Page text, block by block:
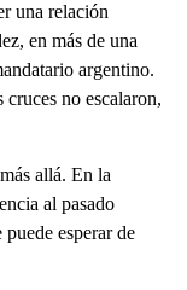
una relación
en más de una
argentino.
no escalaron,
allá. En la
al pasado
esperar de